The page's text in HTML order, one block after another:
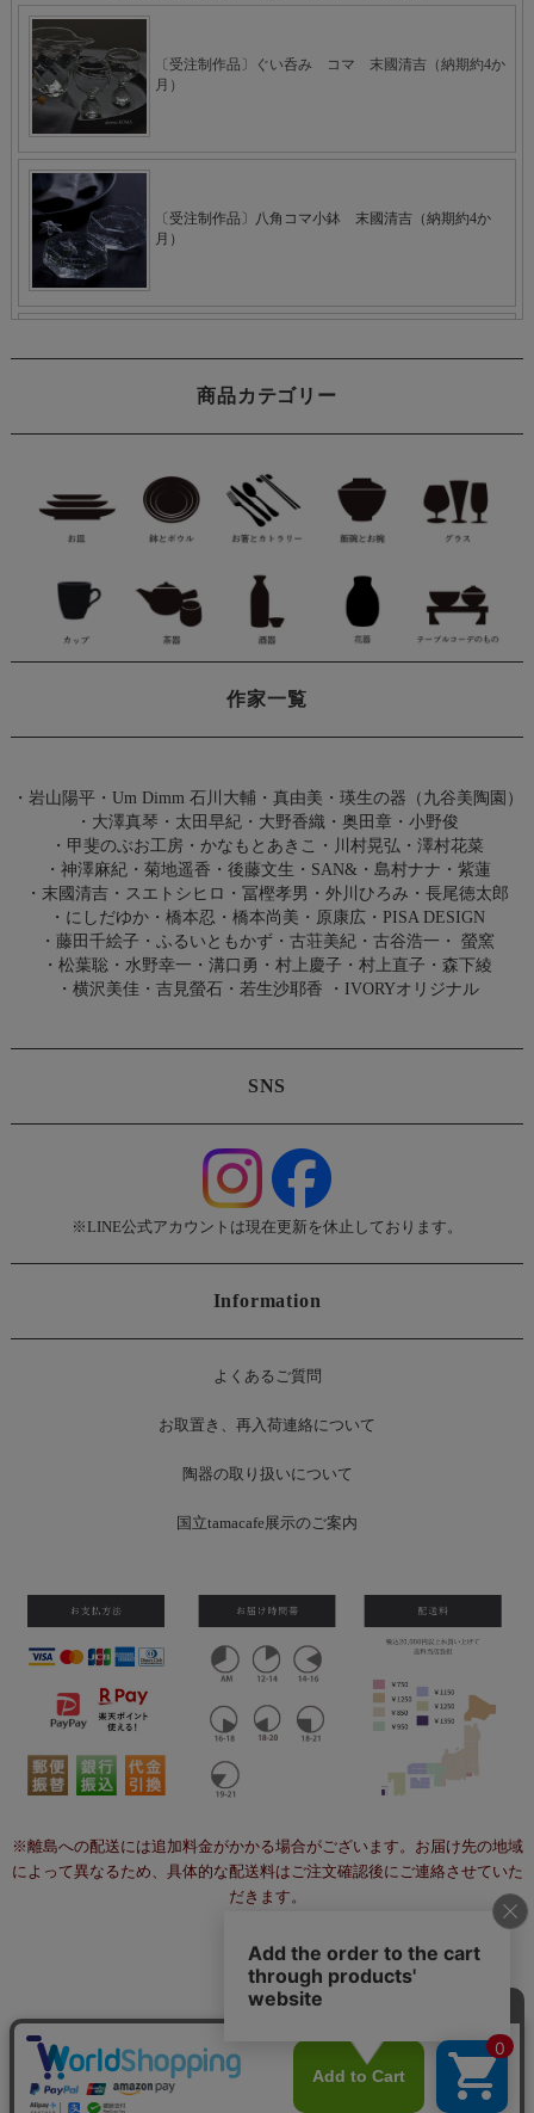
商品カテゴリー
作家一覧
・ 岩山陽平・ Um Dimm 石川大輔・真由美 ・ 瑛生の器（九谷美陶園）
・ 大澤真琴 ・ 太田早紀 ・ 大野香織 ・ 奥田章 ・ 小野俊
・ 甲斐のぶお工房 ・ かなもとあきこ ・ 川村晃弘 ・ 澤村花菜
・ 神澤麻紀・ 菊地遥香 ・ 後藤文生 ・ SAN& ・ 島村ナナ ・ 紫蓮
・ 末國清吉 ・ スエトシヒロ ・ 冨樫孝男 ・ 外川ひろみ ・ 長尾徳太郎
・ にしだゆか ・ 橋本忍 ・ 橋本尚美 ・ 原康広 ・ PISA DESIGN
・ 藤田千絵子 ・ ふるいともかず ・ 古荘美紀 ・ 古谷浩一 ・
螢窯
・ 松葉聡 ・ 水野幸一 ・ 溝口勇 ・ 村上慶子 ・ 村上直子 ・ 森下綾
・ 横沢美佳 ・ 吉見螢石・ 若生沙耶香 ・ IVORYオリジナル
SNS
※LINE公式アカウントは現在更新を休止しております。
Information
よくあるご質問
お取置き、再入荷連絡について
陶器の取り扱いについて
国立tamacafe展示のご案内
※離島への配送には追加料金がかかる場合がございます。お届け先の地域
によって異なるため、具体的な配送料はご注文確認後にご連絡させていた
だきます。